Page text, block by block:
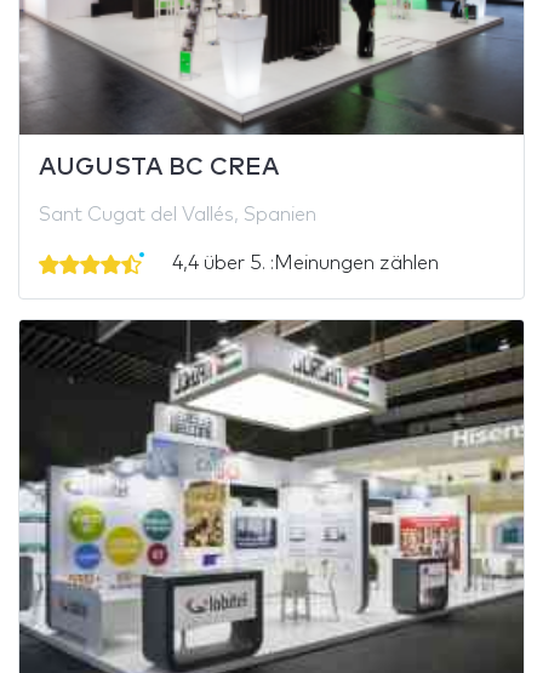
AUGUSTA BC CREA
Sant Cugat del Vallés, Spanien
4,4 über 5. :Meinungen zählen